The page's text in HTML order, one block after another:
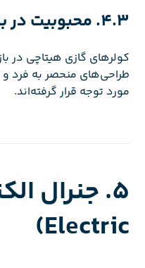
4.3. محبوبیت در بازار ایران
کولرهای گازی هیتاچی در
طراحی‌های منحصر به فرد و
مورد توجه قرار گرفته‌اند.
Electric)